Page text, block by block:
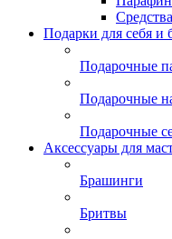
Подарки для себя и
Подарочные
Подарочные
Подарочные
Аксессуары для
Брашинги
Бритвы